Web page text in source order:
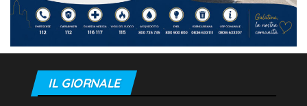
IL GIORNALE